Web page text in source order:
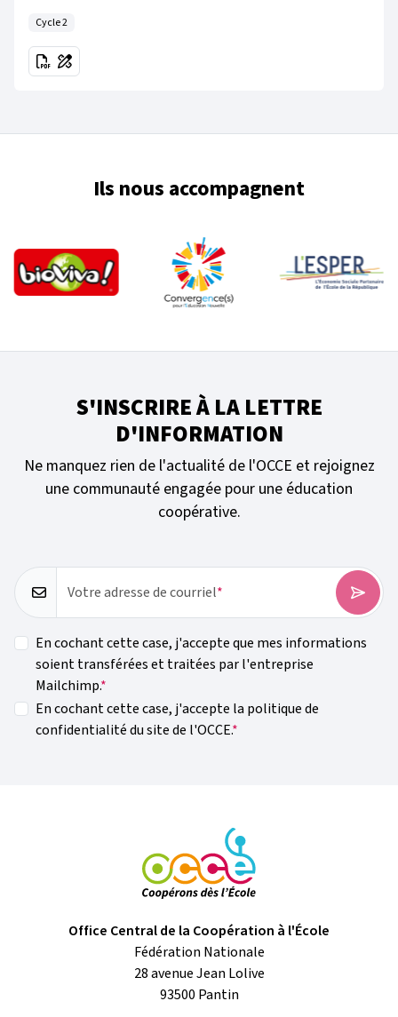
Cycle 2
Ils nous accompagnent
S'INSCRIRE À LA LETTRE
D'INFORMATION
Ne manquez rien de l'actualité de l'OCCE et rejoignez
une communauté engagée pour une éducation
coopérative.
Votre adresse de courriel
En cochant cette case, j'accepte que mes informations
soient transférées et traitées par l'entreprise
Mailchimp.
En cochant cette case, j'accepte la politique de
confidentialité du site de l'OCCE.
Office Central de la Coopération à l'École
Fédération Nationale
28 avenue Jean Lolive
93500 Pantin